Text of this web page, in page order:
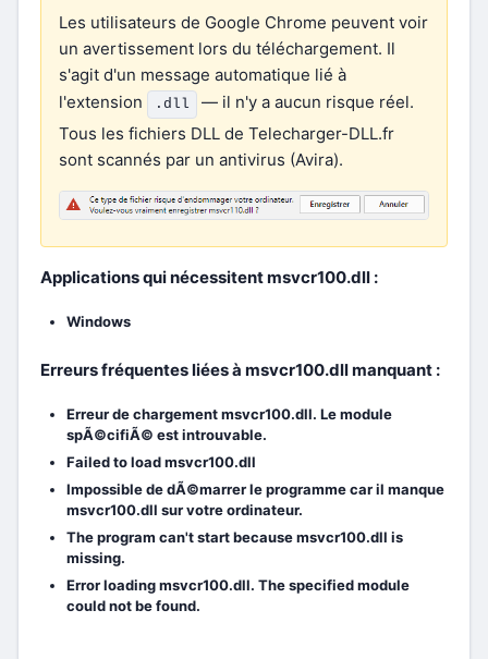
Les utilisateurs de Google Chrome peuvent voir
un avertissement lors du téléchargement. Il
s'agit d'un message automatique lié à
l'extension
.dll
— il n'y a aucun risque réel.
Tous les fichiers DLL de Telecharger-DLL.fr
sont scannés par un antivirus (Avira).
Applications qui nécessitent msvcr100.dll :
Windows
Erreurs fréquentes liées à msvcr100.dll manquant :
Erreur de chargement msvcr100.dll. Le module
spÃ©cifiÃ© est introuvable.
Failed to load msvcr100.dll
Impossible de dÃ©marrer le programme car il manque
msvcr100.dll sur votre ordinateur.
The program can't start because msvcr100.dll is
missing.
Error loading msvcr100.dll. The specified module
could not be found.